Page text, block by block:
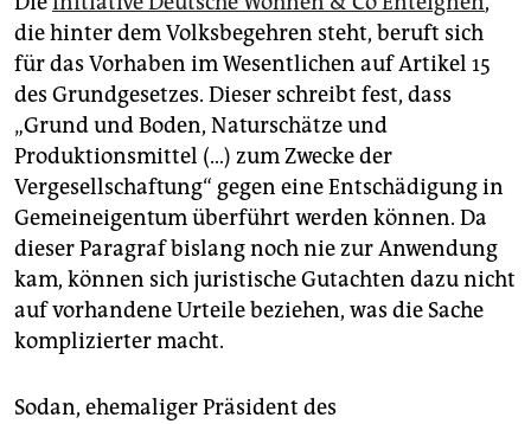
die hinter dem Volksbegehren steht, beruft sich
für das Vorhaben im Wesentlichen auf Artikel 15
des Grundgesetzes. Dieser schreibt fest, dass
„Grund und Boden, Naturschätze und
Produktionsmittel (…) zum Zwecke der
Vergesellschaftung“ gegen eine Entschädigung in
Gemeineigentum überführt werden können. Da
dieser Paragraf bislang noch nie zur Anwendung
kam, können sich juristische Gutachten dazu nicht
auf vorhandene Urteile beziehen, was die Sache
komplizierter macht.
Sodan, ehemaliger Präsident des